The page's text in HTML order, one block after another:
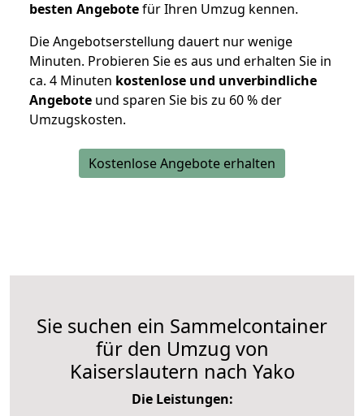
besten Angebotefür Ihren Umzug kennen.
Die Angebotserstellung dauert nur wenige
Minuten. Probieren Sie es aus und erhalten Sie in
ca. 4 Minuten kostenlose und unverbindliche
Angebote und sparen Sie bis zu 60 % der
Umzugskosten.
Kostenlose Angebote erhalten
Sie suchen ein Sammelcontainer
für den Umzug von
Kaiserslautern nach Yako
Die Leistungen: